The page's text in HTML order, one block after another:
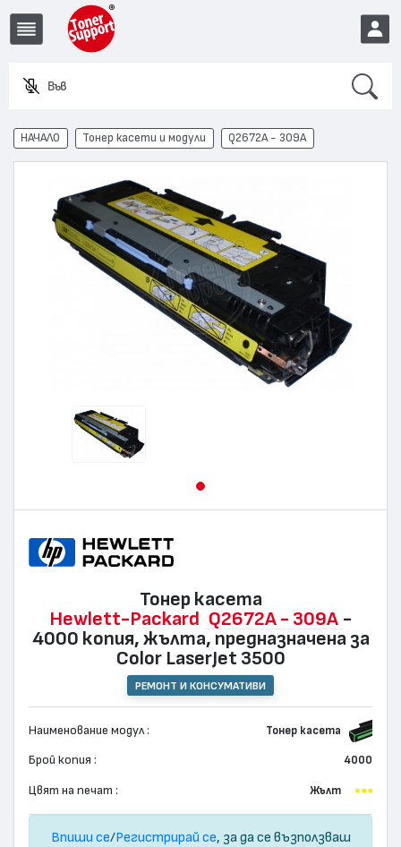
Въведете
EUR
НАЧАЛО Тонер касети и модули Q2672A - 309A
Тонер касета
Hewlett-Packard
Q2672A - 309A -
4000 копия, жълта, предназначена за
Color LaserJet 3500
РЕМОНТ И КОНСУМАТИВИ
Наименование модул : Тонер касета
Брой копия : 4000
Цвят на печат : Жълт
Впиши се/Регистрирай се, за да се възползваш